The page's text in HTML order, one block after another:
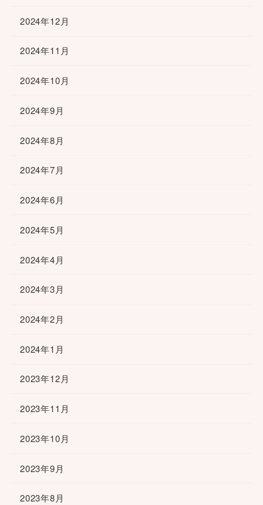
2024年12月
2024年11月
2024年10月
2024年9月
2024年8月
2024年7月
2024年6月
2024年5月
2024年4月
2024年3月
2024年2月
2024年1月
2023年12月
2023年11月
2023年10月
2023年9月
2023年8月